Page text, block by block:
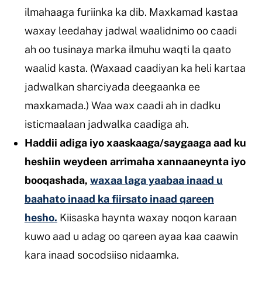
ilmahaaga furiinka ka dib. Maxkamad kastaa
waxay leedahay jadwal waalidnimo oo caadi
ah oo tusinaya marka ilmuhu waqti la qaato
waalid kasta. (Waxaad caadiyan ka heli kartaa
jadwalkan sharciyada deegaanka ee
maxkamada.) Waa wax caadi ah in dadku
isticmaalaan jadwalka caadiga ah.
Haddii adiga iyo xaaskaaga/saygaaga aad ku
heshiin weydeen arrimaha xannaaneynta iyo
booqashada, waxaa laga yaabaa inaad u
baahato inaad ka fiirsato inaad qareen
hesho. Kiisaska haynta waxay noqon karaan
kuwo aad u adag oo qareen ayaa kaa caawin
kara inaad socodsiiso nidaamka.